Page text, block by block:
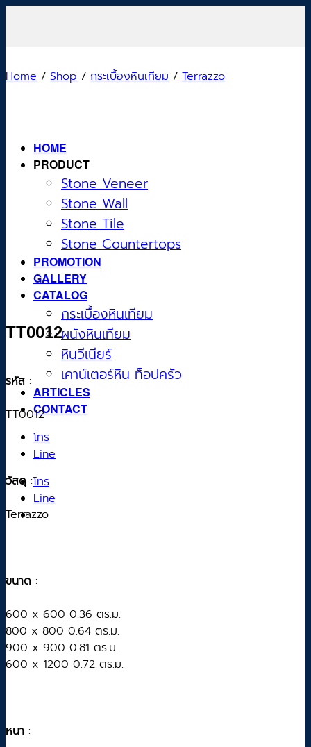
HOME
PRODUCT
Stone Veneer
Stone Wall
Stone Tile
Stone Countertops
PROMOTION
GALLERY
CATALOG
กระเบื้องหินเทียม
ผนังหินเทียม
หินวีเนียร์
เคาน์เตอร์หิน ท็อปครัว
ARTICLES
CONTACT
โทร
Line
โทร
Line
Home / Shop / กระเบื้องหินเทียม / Terrazzo
TT0012
รหัส:
TT0012
วัสดุ :
Terrazzo
ขนาด :
600 x 600 0.36 ตร.ม.
800 x 800 0.64 ตร.ม.
900 x 900 0.81 ตร.ม.
600 x 1200 0.72 ตร.ม.
หนา :